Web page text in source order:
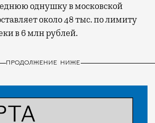
однушку в московской
около 48 тыс. по лимиту
в 6 млн рублей.
ПРОДОЛЖЕНИЕ НИЖЕ